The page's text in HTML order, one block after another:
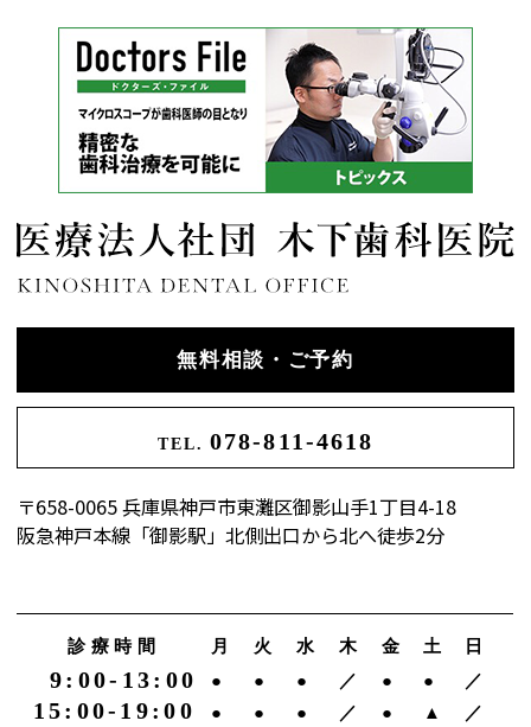
TEL. 078-811-4618
無料相談・ご予約
〒658-0065 兵庫県神戸市東灘区御影山手1丁目4-18
阪急神戸本線「御影駅」北側出口から北へ徒歩2分
診療時間 月 火 水 木 金 土 日
9:00-13:00 ● ● ● ／ ● ● ／
15:00-19:00 ● ● ● ／ ● ▲ ／